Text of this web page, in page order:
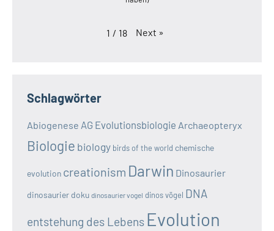
1 / 18 Next »
Schlagwörter
Abiogenese AG Evolutionsbiologie Archaeopteryx
Biologie biology birds of the world chemische
evolution creationism Darwin Dinosaurier
dinosaurier doku dinosaurier vogel dinos vögel DNA
entstehung des Lebens Evolution